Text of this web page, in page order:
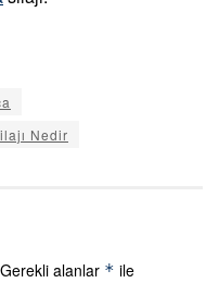
Nedir
Gerekli alanlar * ile